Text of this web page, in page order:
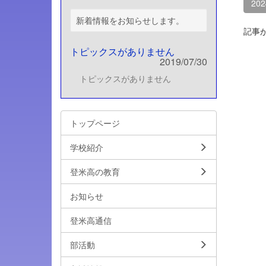
記事
新着情報をお知らせします。
トピックスがありません
2019/07/30
トピックスがありません
トップページ
学校紹介
登米高の教育
お知らせ
登米高通信
部活動